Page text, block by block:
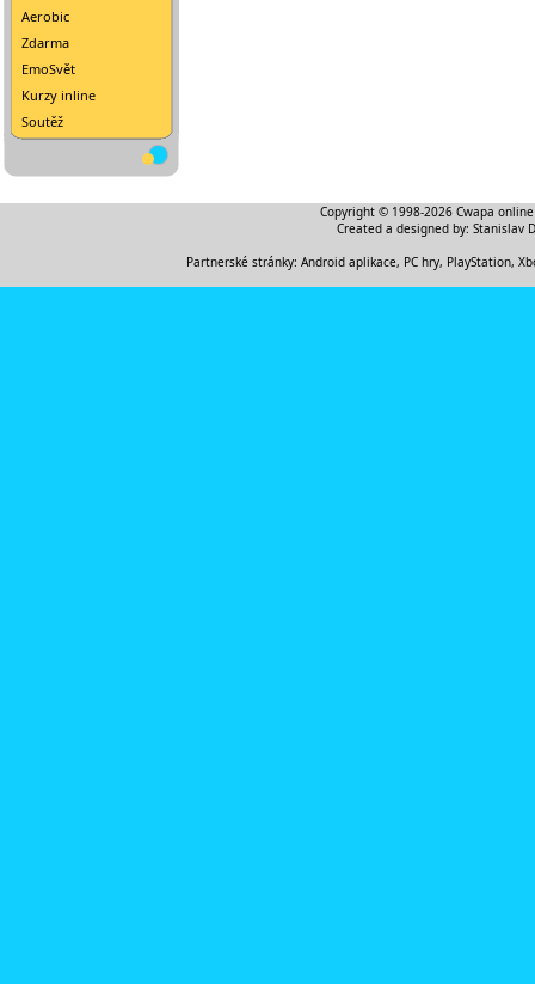
Aerobic
Zdarma
EmoSvět
Kurzy inline
Soutěž
Copyright © 1998-2026 Cwapa
Created a designed by: Stanislav
Partnerské stránky: Android aplikace, PC hry, PlayStation,